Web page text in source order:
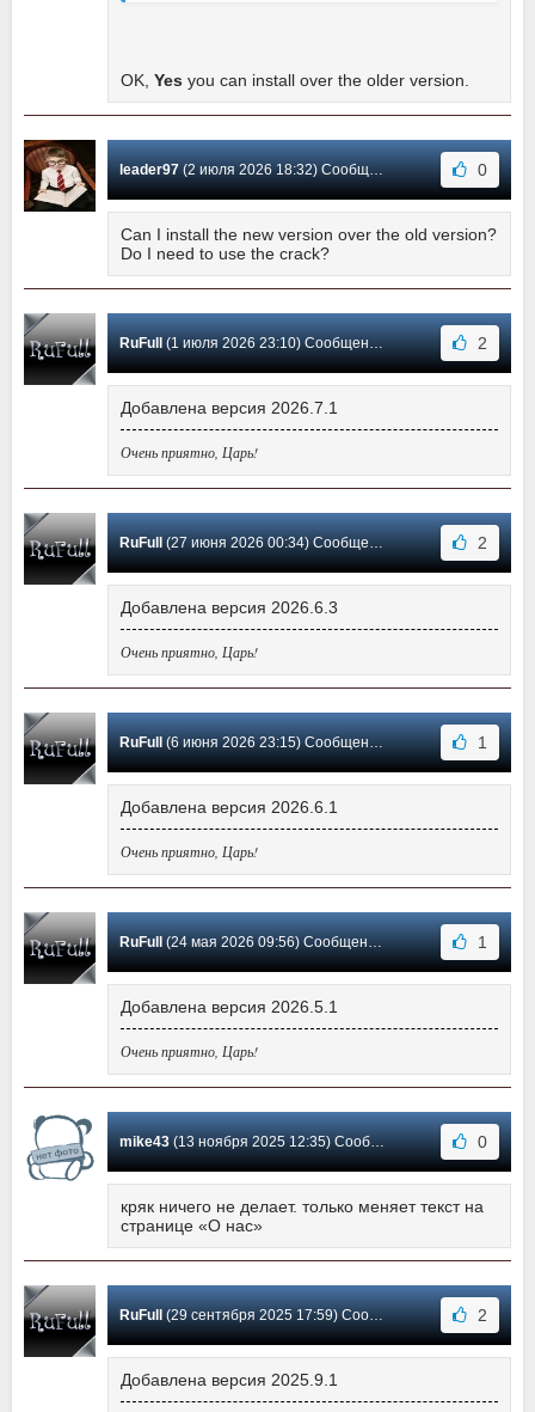
OK, Yes you can install over the older version.
leader97(2 июля 2026 18:32) Сообщение #15 0
Can I install the new version over the old version?
Do I need to use the crack?
RuFull(1 июля 2026 23:10) Сообщение #14 2
Добавлена версия 2026.7.1
Очень приятно, Царь!
RuFull(27 июня 2026 00:34) Сообщение #13 2
Добавлена версия 2026.6.3
Очень приятно, Царь!
RuFull(6 июня 2026 23:15) Сообщение #12 1
Добавлена версия 2026.6.1
Очень приятно, Царь!
RuFull(24 мая 2026 09:56) Сообщение #11 1
Добавлена версия 2026.5.1
Очень приятно, Царь!
mike43(13 ноября 2025 12:35) Сообщение #10 0
кряк ничего не делает. только меняет текст на
странице «О нас»
RuFull(29 сентября 2025 17:59) Сообщение #9 2
Добавлена версия 2025.9.1